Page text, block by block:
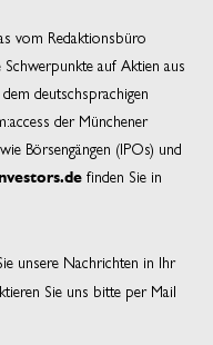
vom Redaktionsbüro
auf Aktien aus
deutschsprachigen
der Münchener
Börsengängen (IPOs) und
finden Sie in
unsere Nachrichten in Ihr
Sie uns bitte per Mail